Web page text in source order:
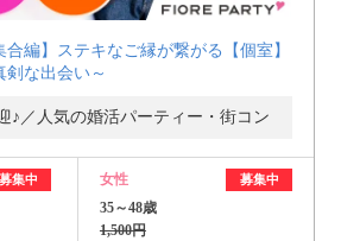
合編】ステキなご縁が繋がる【個室】
剣な出会い～
♪／人気の婚活パーティー・街コン
募集中 女性 募集中
35～48歳
1,500円